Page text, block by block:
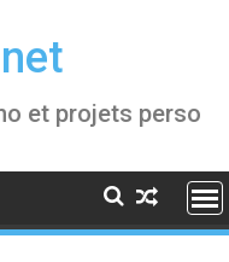
et projets perso